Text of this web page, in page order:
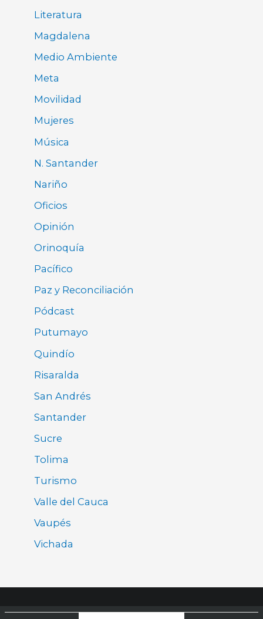
Literatura
Magdalena
Medio Ambiente
Meta
Movilidad
Mujeres
Música
N. Santander
Nariño
Oficios
Opinión
Orinoquía
Pacífico
Paz y Reconciliación
Pódcast
Putumayo
Quindío
Risaralda
San Andrés
Santander
Sucre
Tolima
Turismo
Valle del Cauca
Vaupés
Vichada